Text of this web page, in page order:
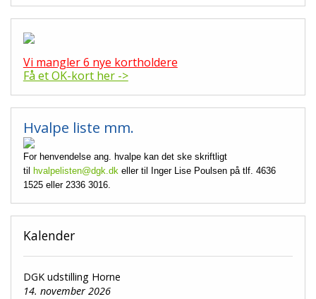
Vi mangler 6 nye kortholdere
Få et OK-kort her ->
Hvalpe liste mm.
For henvendelse ang. hvalpe kan det ske skriftligt
til hvalpelisten@dgk.dk eller til Inger Lise Poulsen på tlf. 4636
1525 eller 2336 3016.
Kalender
DGK udstilling Horne
14. november 2026